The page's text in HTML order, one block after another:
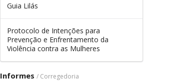
Guia Lilás
Protocolo de Intenções para
Prevenção e Enfrentamento da
Violência contra as Mulheres
Informes / Corregedoria